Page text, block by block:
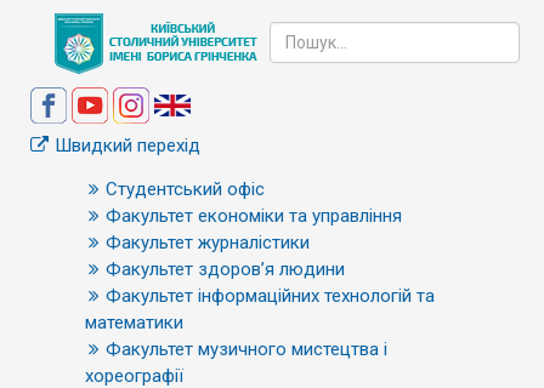
Швидкий перехід
Студентський офіс
Факультет економіки та управління
Факультет журналістики
Факультет здоров’я людини
Факультет інформаційних технологій та
математики
Факультет музичного мистецтва і
хореографії